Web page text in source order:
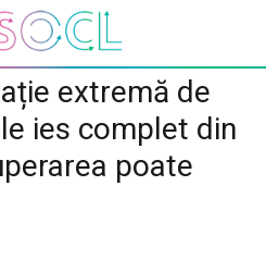
extremă de
ies complet din
poate